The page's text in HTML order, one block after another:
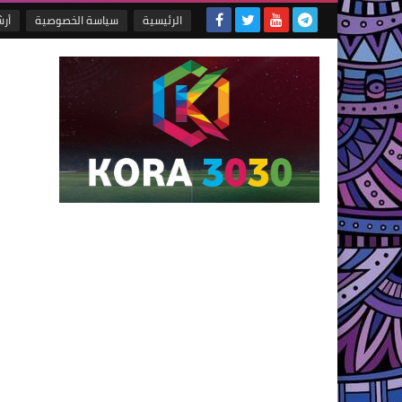
الرئيسية سياسة الخصوصية